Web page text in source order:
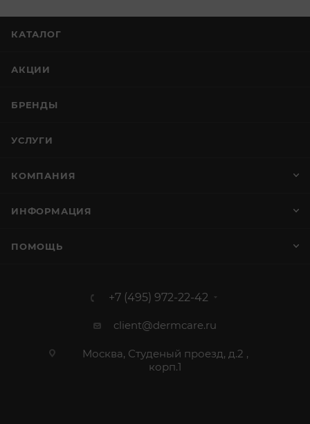
КАТАЛОГ
АКЦИИ
БРЕНДЫ
УСЛУГИ
КОМПАНИЯ
ИНФОРМАЦИЯ
ПОМОЩЬ
+7 (495) 972-22-42
client@dermcare.ru
Москва, Студеный проезд, д.2 ,
корп.1